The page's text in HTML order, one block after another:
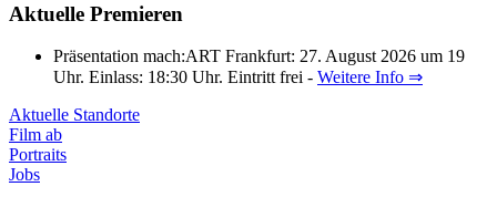
Aktuelle Premieren
Präsentation mach:ART Frankfurt: 27. August 2026 um 19
Uhr. Einlass: 18:30 Uhr. Eintritt frei - Weitere Info ⇒
Aktuelle Standorte
Film ab
Portraits
Jobs